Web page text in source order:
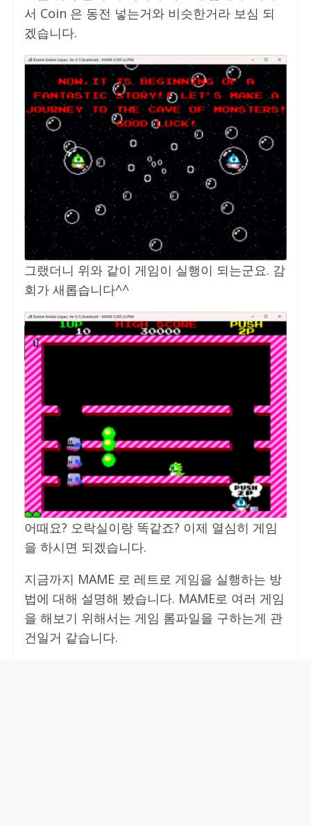
서 Coin 은 동전 넣는거와 비슷한거라 보심 되
겠습니다.
그랬더니 위와 같이 게임이 실행이 되는군요. 감
회가 새롭습니다^^
어때요? 오락실이랑 똑같죠? 이제 열심히 게임
을 하시면 되겠습니다.
지금까지 MAME 로 레트로 게임을 실행하는 방
법에 대해 설명해 봤습니다. MAME로 여러 게임
을 해보기 위해서는 게임 롬파일을 구하는게 관
건일거 같습니다.